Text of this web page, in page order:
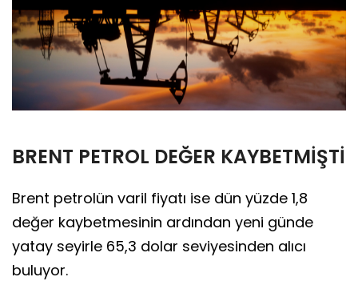
BRENT PETROL DEĞER KAYBETMİŞTİ
Brent petrolün varil fiyatı ise dün yüzde 1,8
değer kaybetmesinin ardından yeni günde
yatay seyirle 65,3 dolar seviyesinden alıcı
buluyor.